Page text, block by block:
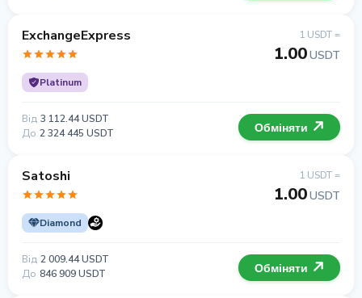
ExchangeExpress
Platinum
1 USDT =
1.00USDT
Від 3 112.44 USDT
До 2 324 445 USDT Обміняти
Satoshi
Diamond
1 USDT =
1.00USDT
Від 2 009.44 USDT
До 846 909 USDT Обміняти